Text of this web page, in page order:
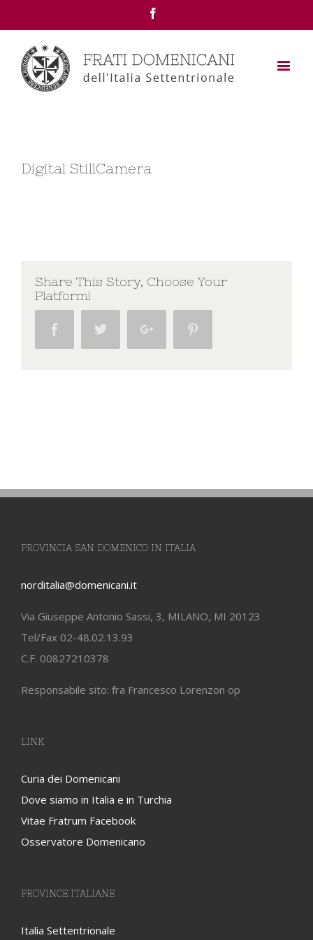
Digital StillCamera
Share This Story, Choose Your
Platform!
Facebook Twitter Google+
PROVINCIA SAN DOMENICO IN ITALIA
norditalia@domenicani.it
Via Giuseppe Antonio Sassi, 3, MILANO, MI 20123
Tel/Fax 02-48.02.13.93
C.F. 00827210378
Responsabile sito: fra Francesco Lorenzon op
LINK
Curia dei Domenicani
Dove siamo in Italia e in Turchia
Vitae Fratrum Facebook
Osservatore Domenicano
PROVINCE ITALIANE
Italia Settentrionale